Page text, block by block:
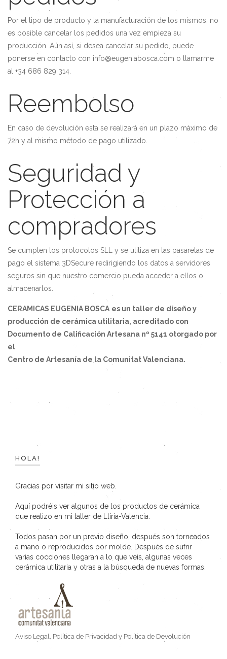
Por el tipo de producto y la manufacturación de los mismos, no
es posible cancelar los pedidos una vez empieza su
producción. Aún así, si desea cancelar su pedido, puede
ponerse en contacto con info@eugeniabosca.com o llamarme
al +34 686 829 314.
Reembolso
En caso de devolución esta se realizará en un plazo máximo de
72h y al mismo método de pago utilizado.
Seguridad y
Protección a
compradores
Se cumplen los protocolos SLL y se utiliza en las pasarelas de
pago el sistema 3DSecure redirigiendo los datos a servidores
seguros sin que nuestro comercio pueda acceder a ellos o
almacenarlos.
CERAMICAS EUGENIA BOSCA es un taller de diseño y
producción de cerámica utilitaria, acreditado con
Documento de Calificación Artesana nº 5141 otorgado por
el
Centro de Artesanía de la Comunitat Valenciana.
HOLA!
Gracias por visitar mi sitio web.
Aquí podréis ver algunos de los productos de cerámica
que realizo en mi taller de Llíria-Valencia.
Todos pasan por un previo diseño, después son torneados
a mano o reproducidos por molde. Después de sufrir
varias cocciones llegaran a lo que veis, algunas veces
cerámica utilitaria y otras a la búsqueda de nuevas formas.
Aviso Legal, Política de Privacidad y Política de Devolución